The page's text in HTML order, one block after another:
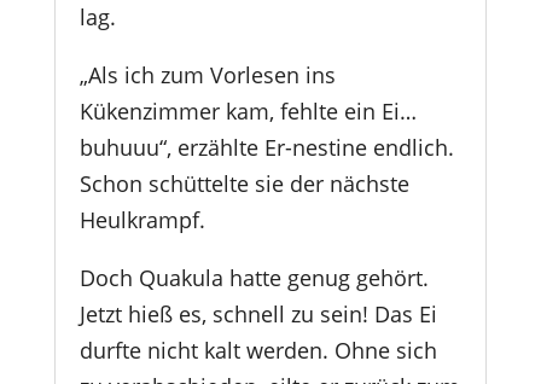
lag.
„Als ich zum Vorlesen ins
Kükenzimmer kam, fehlte ein Ei…
buhuuu“, erzählte Er-nestine endlich.
Schon schüttelte sie der nächste
Heulkrampf.
Doch Quakula hatte genug gehört.
Jetzt hieß es, schnell zu sein! Das Ei
durfte nicht kalt werden. Ohne sich